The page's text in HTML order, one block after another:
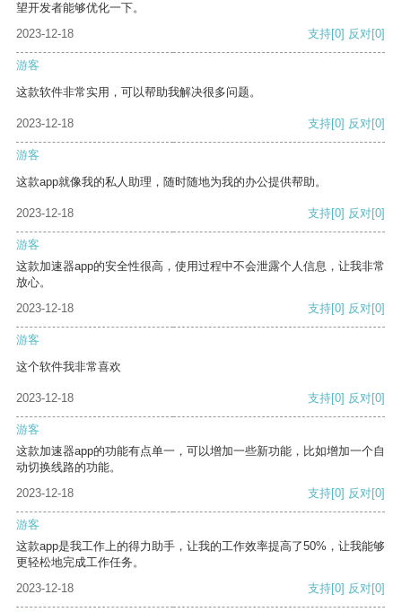
望开发者能够优化一下。
2023-12-18
支持[0] 反对[0]
游客
这款软件非常实用，可以帮助我解决很多问题。
2023-12-18 支持[0] 反对[0]
游客
这款app就像我的私人助理，随时随地为我的办公提供帮助。
2023-12-18 支持[0] 反对[0]
游客
这款加速器app的安全性很高，使用过程中不会泄露个人信息，让我非常
放心。
2023-12-18
支持[0] 反对[0]
游客
这个软件我非常喜欢
2023-12-18 支持[0] 反对[0]
游客
这款加速器app的功能有点单一，可以增加一些新功能，比如增加一个自
动切换线路的功能。
2023-12-18
支持[0] 反对[0]
游客
这款app是我工作上的得力助手，让我的工作效率提高了50%，让我能够
更轻松地完成工作任务。
2023-12-18
支持[0] 反对[0]